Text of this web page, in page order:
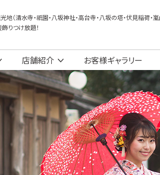
清水寺・祇園・八坂神社・高台寺・八坂の塔・伏見稲荷・嵐
りつけ放題！
店舗紹介 お客様ギャラリー